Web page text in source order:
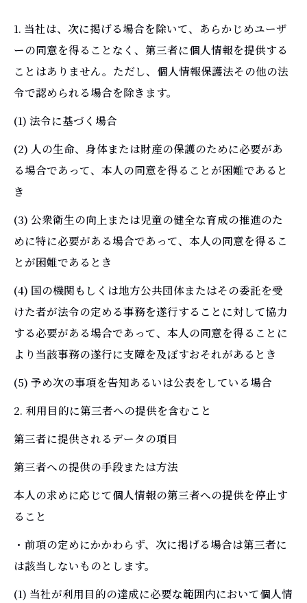
1. 当社は、次に掲げる場合を除いて、あらかじめユーザ
ーの同意を得ることなく、第三者に個人情報を提供する
ことはありません。ただし、個人情報保護法その他の法
令で認められる場合を除きます。
(1) 法令に基づく場合
(2) 人の生命、身体または財産の保護のために必要があ
る場合であって、本人の同意を得ることが困難であると
き
(3) 公衆衛生の向上または児童の健全な育成の推進のた
めに特に必要がある場合であって、本人の同意を得るこ
とが困難であるとき
(4) 国の機関もしくは地方公共団体またはその委託を受
けた者が法令の定める事務を遂行することに対して協力
する必要がある場合であって、本人の同意を得ることに
より当該事務の遂行に支障を及ぼすおそれがあるとき
(5) 予め次の事項を告知あるいは公表をしている場合
2. 利用目的に第三者への提供を含むこと
第三者に提供されるデータの項目
第三者への提供の手段または方法
本人の求めに応じて個人情報の第三者への提供を停止す
ること
・前項の定めにかかわらず、次に掲げる場合は第三者に
は該当しないものとします。
(1) 当社が利用目的の達成に必要な範囲内において個人情